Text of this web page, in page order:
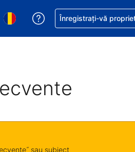
moneda. Moneda actuală este
Alegeți limba. Limba actuală este
Primiți asistență cu
Înregistrați-vă
sau subiect